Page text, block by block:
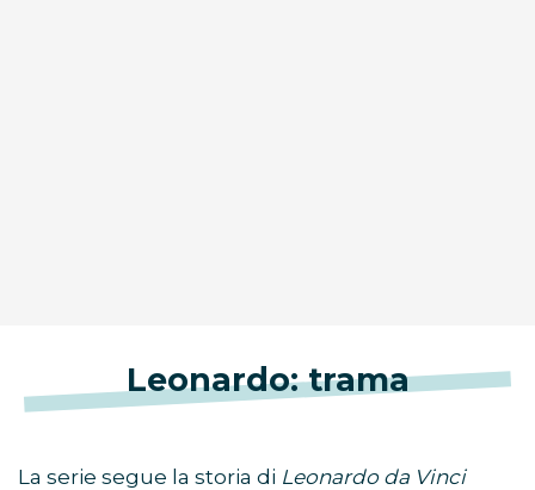
Leonardo: trama
La serie segue la storia di Leonardo da Vinci